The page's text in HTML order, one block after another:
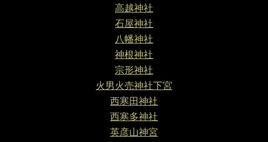
高越神社
石屋神社
八幡神社
神根神社
宗形神社
火男火売神社下宮
西寒田神社
西寒多神社
英彦山神宮